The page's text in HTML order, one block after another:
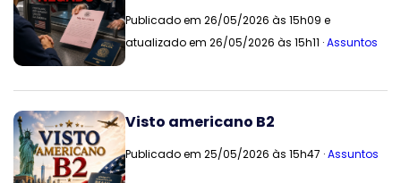
Publicado em 26/05/2026 às 15h09 e
atualizado em 26/05/2026 às 15h11 ·Assuntos
Visto americano B2
Publicado em 25/05/2026 às 15h47 ·Assuntos